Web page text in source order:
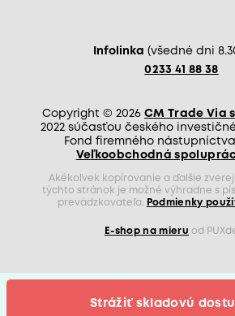
Strážiť skladovú
Infolinka (všedné dni
0233 41 88 38
Copyright © 2026 CM Trade Via
2022 súčasťou českého
Fond firemného nástupníctva
Veľkoobchodná
Akékoľvek kopírovanie a ďalšie
týchto stránok je možné výhradne s
prevádzkovateľa. Podmienky
E-shop na mieru od
Zostaňme v kontakte! Odoberajte náš
novinkami a radami.
Súhlasíte sospracovaním osobných
Odoberať